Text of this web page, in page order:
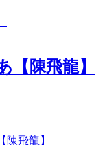
【陳飛龍】